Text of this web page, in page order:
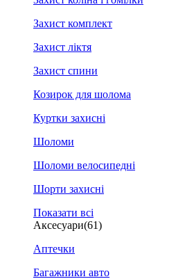
Захист комплект
Захист ліктя
Захист спини
Козирок для шолома
Куртки захисні
Шоломи
Шоломи велосипедні
Шорти захисні
Показати всі
Аксесуари(61)
Аптечки
Багажники авто